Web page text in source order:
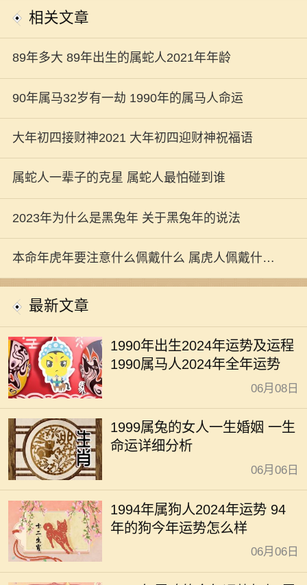
相关文章
89年多大 89年出生的属蛇人2021年年龄
90年属马32岁有一劫 1990年的属马人命运
大年初四接财神2021 大年初四迎财神祝福语
属蛇人一辈子的克星 属蛇人最怕碰到谁
2023年为什么是黑兔年 关于黑兔年的说法
本命年虎年要注意什么佩戴什么 属虎人佩戴什么
开运
最新文章
1990年出生2024年运势及运程
1990属马人2024年全年运势
06月08日
1999属兔的女人一生婚姻 一生
命运详细分析
06月06日
1994年属狗人2024年运势 94
年的狗今年运势怎么样
06月06日